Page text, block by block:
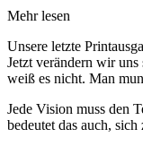
Mehr lesen
Unsere letzte
Jetzt verändern wir uns
weiß es nicht. Man
Jede Vision muss den
bedeutet das auch, sich